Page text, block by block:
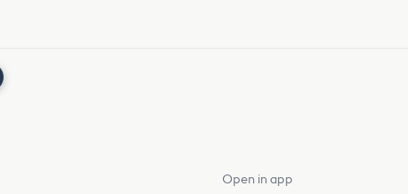
Open in app